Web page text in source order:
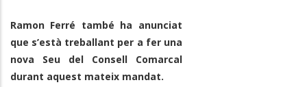
Ramon Ferré també ha anunciat
que s’està treballant per a fer una
nova Seu del Consell Comarcal
durant aquest mateix mandat.